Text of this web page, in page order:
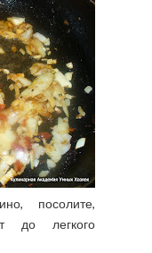
посолите,
до легкого